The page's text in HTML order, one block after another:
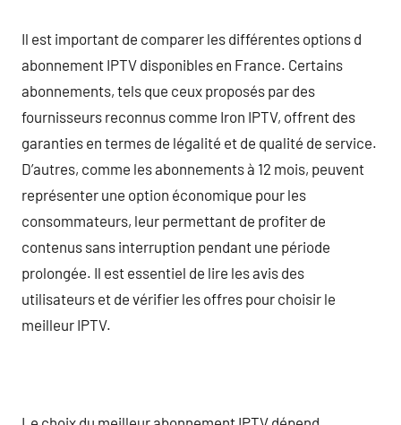
Il est important de comparer les différentes options d
abonnement IPTV disponibles en France. Certains
abonnements, tels que ceux proposés par des
fournisseurs reconnus comme Iron IPTV, offrent des
garanties en termes de légalité et de qualité de service.
D’autres, comme les abonnements à 12 mois, peuvent
représenter une option économique pour les
consommateurs, leur permettant de profiter de
contenus sans interruption pendant une période
prolongée. Il est essentiel de lire les avis des
utilisateurs et de vérifier les offres pour choisir le
meilleur IPTV.